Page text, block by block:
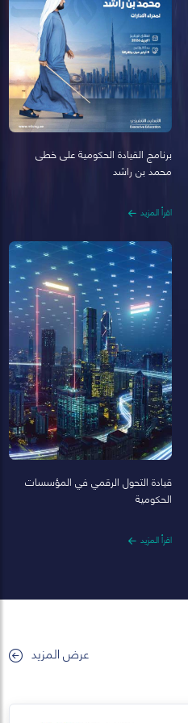
برنامج القيادة الحكومية على خطى
محمد بن راشد
اقرأ المزيد
قيادة التحول الرقمي في المؤسسات
الحكومية
اقرأ المزيد
عرض المزيد